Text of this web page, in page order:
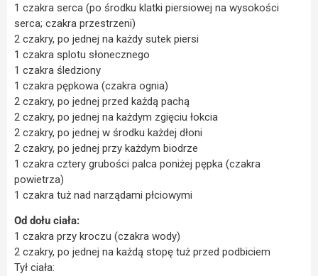
1 czakra serca (po środku klatki piersiowej na wysokości
serca; czakra przestrzeni)
2 czakry, po jednej na każdy sutek piersi
1 czakra splotu słonecznego
1 czakra śledziony
1 czakra pępkowa (czakra ognia)
2 czakry, po jednej przed każdą pachą
2 czakry, po jednej na każdym zgięciu łokcia
2 czakry, po jednej w środku każdej dłoni
2 czakry, po jednej przy każdym biodrze
1 czakra cztery grubości palca poniżej pępka (czakra
powietrza)
1 czakra tuż nad narządami płciowymi
Od dołu ciała:
1 czakra przy kroczu (czakra wody)
2 czakry, po jednej na każdą stopę tuż przed podbiciem
Tył ciała: